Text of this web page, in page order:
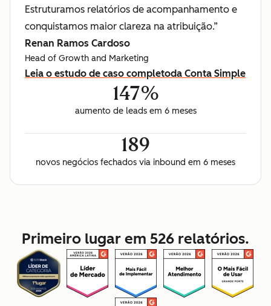
Estruturamos relatórios de acompanhamento e
conquistamos maior clareza na atribuição.”
Renan Ramos Cardoso
Head of Growth and Marketing
Leia o estudo de caso completoda Conta Simple
147%
aumento de leads em 6 meses
189
novos negócios fechados via inbound em 6 meses
Primeiro lugar em 526 relatórios.